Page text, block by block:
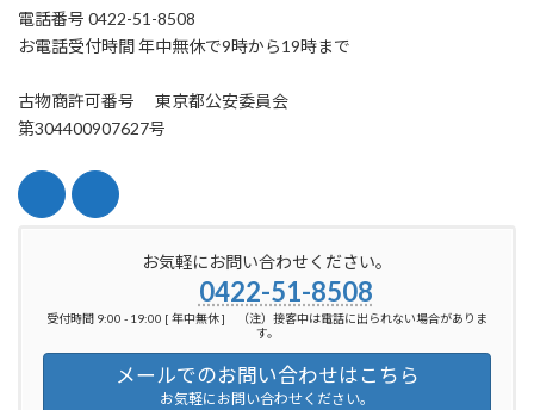
電話番号 0422-51-8508
お電話受付時間 年中無休で9時から19時まで
古物商許可番号 東京都公安委員会
第304400907627号
お気軽にお問い合わせください。
0422-51-8508
受付時間 9:00 - 19:00 [ 年中無休 ] （注）接客中は電話に出られない場合がありま
す。
メールでのお問い合わせはこちら
お気軽にお問い合わせください。